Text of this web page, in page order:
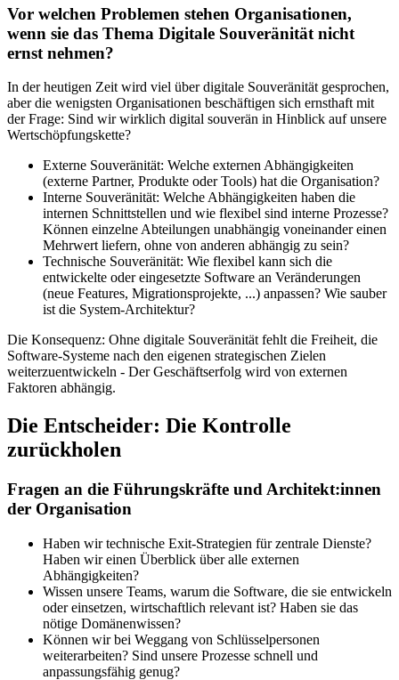
Vor welchen Problemen stehen Organisationen,
wenn sie das Thema Digitale Souveränität nicht
ernst nehmen?
In der heutigen Zeit wird viel über digitale Souveränität gesprochen,
aber die wenigsten Organisationen beschäftigen sich ernsthaft mit
der Frage: Sind wir wirklich digital souverän in Hinblick auf unsere
Wertschöpfungskette?
Externe Souveränität: Welche externen Abhängigkeiten
(externe Partner, Produkte oder Tools) hat die Organisation?
Interne Souveränität: Welche Abhängigkeiten haben die
internen Schnittstellen und wie flexibel sind interne Prozesse?
Können einzelne Abteilungen unabhängig voneinander einen
Mehrwert liefern, ohne von anderen abhängig zu sein?
Technische Souveränität: Wie flexibel kann sich die
entwickelte oder eingesetzte Software an Veränderungen
(neue Features, Migrationsprojekte, ...) anpassen? Wie sauber
ist die System-Architektur?
Die Konsequenz: Ohne digitale Souveränität fehlt die Freiheit, die
Software-Systeme nach den eigenen strategischen Zielen
weiterzuentwickeln - Der Geschäftserfolg wird von externen
Faktoren abhängig.
Die Entscheider: Die Kontrolle
zurückholen
Fragen an die Führungskräfte und Architekt:innen
der Organisation
Haben wir technische Exit-Strategien für zentrale Dienste?
Haben wir einen Überblick über alle externen
Abhängigkeiten?
Wissen unsere Teams, warum die Software, die sie entwickeln
oder einsetzen, wirtschaftlich relevant ist? Haben sie das
nötige Domänenwissen?
Können wir bei Weggang von Schlüsselpersonen
weiterarbeiten? Sind unsere Prozesse schnell und
anpassungsfähig genug?